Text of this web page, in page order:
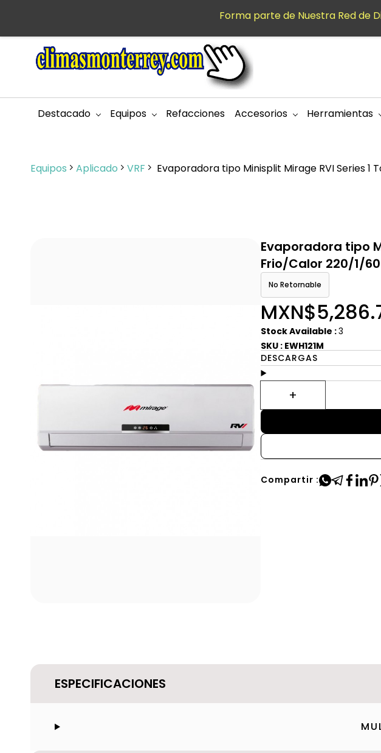
principal
Destacado Equipos Refacciones Accesorios Herramientas
Equipos Aplicado VRF Evaporadora tipo Minisplit Mirage RVI Series 1
Evaporadora tipo
Frio/Calor 220/1/60
No Retornable
Stock Available :3
SKU : EWH121M
DESCARGAS
Compartir :
ESPECIFICACIONES
Forma parte de Nuestra Red de